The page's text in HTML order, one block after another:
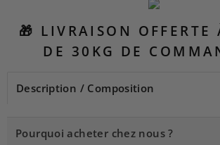
🎁 LIVRAISON OFFERTE
DE 30KG DE
Description / Composition
Pourquoi acheter chez nous ?